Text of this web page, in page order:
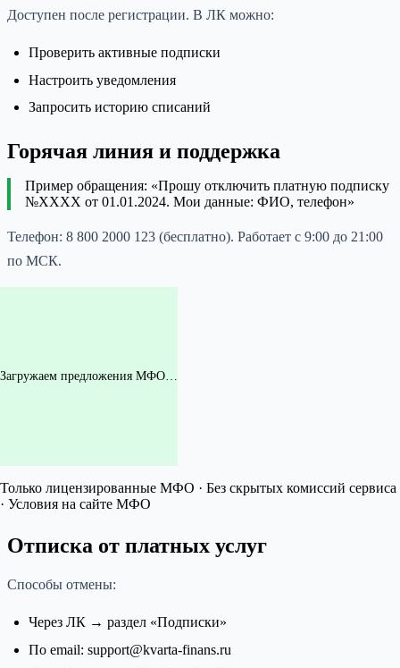
Доступен после регистрации. В ЛК можно:
Проверить активные подписки
Настроить уведомления
Запросить историю списаний
Горячая линия и поддержка
Пример обращения: «Прошу отключить платную подписку
№XXXX от 01.01.2024. Мои данные: ФИО, телефон»
Телефон: 8 800 2000 123 (бесплатно). Работает с 9:00 до 21:00
по МСК.
Загружаем предложения МФО…
Только лицензированные МФО · Без скрытых комиссий сервиса
· Условия на сайте МФО
Отписка от платных услуг
Способы отмены:
Через ЛК → раздел «Подписки»
По email: support@kvarta-finans.ru